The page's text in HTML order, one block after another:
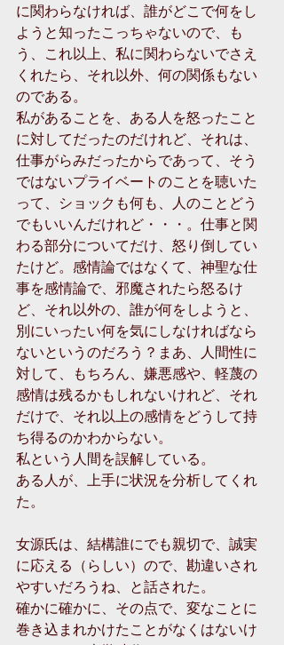
に関わらなければ、誰がどこで何をし
ようと知ったこっちゃないので、も
う、これ以上、私に関わらないでさえ
くれたら、それ以外、何の関係もない
のである。
私があることを、ある人を怒ったこと
に対してだったのだけれど、それは、
仕事がらみだったからであって、そう
ではないプライベートのことを聴いた
って、ショックも何も、人のことどう
でもいいんだけれど・・・。仕事と関
わる部分についてだけ、怒り倒してい
たけど。感情論ではなくて、神聖な仕
事を感情論で、邪魔されたら怒るけ
ど、それ以外の、誰が何をしようと、
別にいったい何を気にしなければなら
ないというのだろう？まあ、人間性に
対して、もちろん、嫌悪感や、軽蔑の
感情は残るかもしれないけれど、それ
だけで、それ以上の感情をどうして持
ち得るのかわからない。
私という人間を誤解している。
ある人が、上手に状況を分析してくれ
た。
女源氏は、結構誰にでも親切で、誠実
に応える（らしい）ので、勘違いされ
やすいだろうね、と話された。
確かに確かに、その点で、変なことに
巻き込まれかけたことがなくはないけ